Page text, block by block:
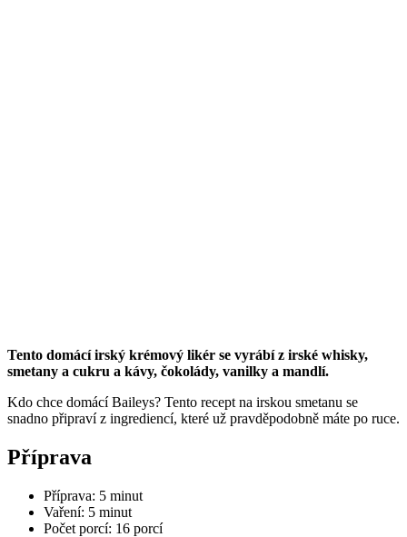
Tento domácí irský krémový likér se vyrábí z irské whisky,
smetany a cukru a kávy, čokolády, vanilky a mandlí.
Kdo chce domácí Baileys? Tento recept na irskou smetanu se
snadno připraví z ingrediencí, které už pravděpodobně máte po ruce.
Příprava
Příprava: 5 minut
Vaření: 5 minut
Počet porcí: 16 porcí